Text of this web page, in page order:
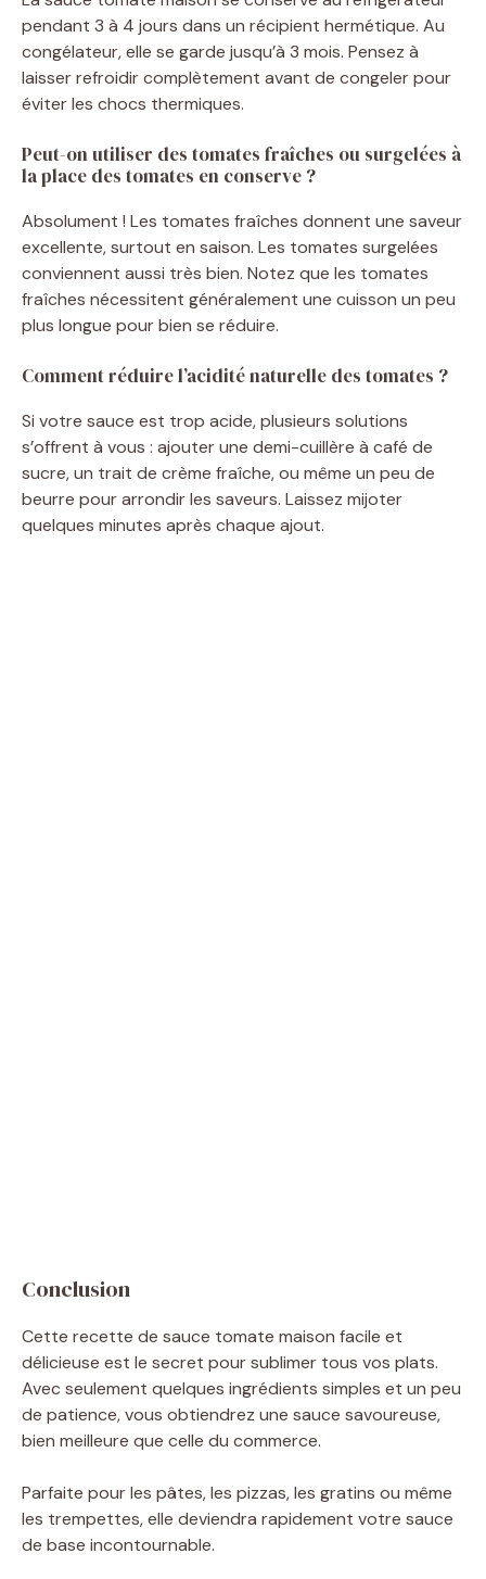
i
d
e
o
pendant 3 à 4 jours dans un récipient hermétique. Au
congélateur, elle se garde jusqu’à 3 mois. Pensez à
laisser refroidir complètement avant de congeler pour
éviter les chocs thermiques.
Peut-on utiliser des tomates fraîches ou surgelées à
la place des tomates en conserve ?
Absolument ! Les tomates fraîches donnent une saveur
excellente, surtout en saison. Les tomates surgelées
conviennent aussi très bien. Notez que les tomates
fraîches nécessitent généralement une cuisson un peu
plus longue pour bien se réduire.
Comment réduire l’acidité naturelle des tomates ?
Si votre sauce est trop acide, plusieurs solutions
s’offrent à vous : ajouter une demi-cuillère à café de
sucre, un trait de crème fraîche, ou même un peu de
beurre pour arrondir les saveurs. Laissez mijoter
quelques minutes après chaque ajout.
Conclusion
Cette recette de sauce tomate maison facile et
délicieuse est le secret pour sublimer tous vos plats.
Avec seulement quelques ingrédients simples et un peu
de patience, vous obtiendrez une sauce savoureuse,
bien meilleure que celle du commerce.
Parfaite pour les pâtes, les pizzas, les gratins ou même
les trempettes, elle deviendra rapidement votre sauce
de base incontournable.